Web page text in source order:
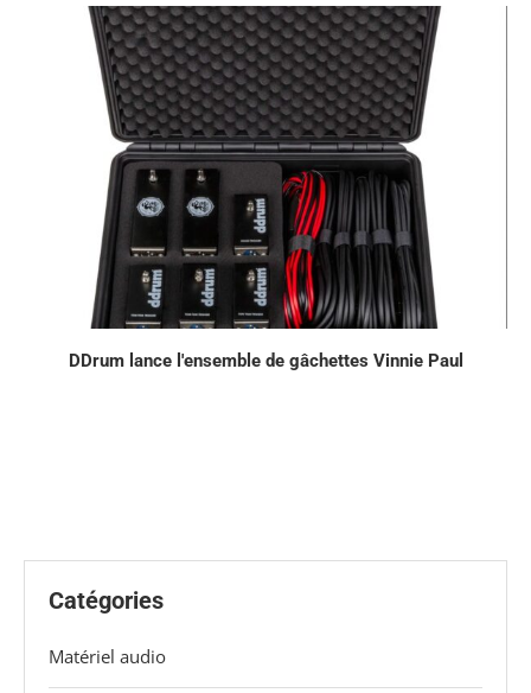
DDrum lance l'ensemble de gâchettes Vinnie Paul
Catégories
Matériel audio